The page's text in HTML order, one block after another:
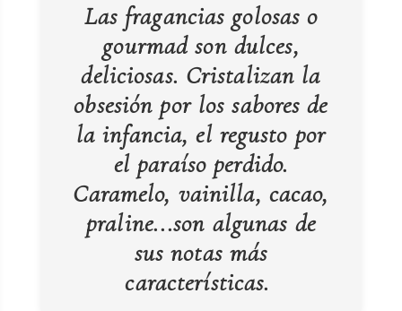
Las fragancias golosas o
gourmad son dulces,
deliciosas. Cristalizan la
obsesión por los sabores de
la infancia, el regusto por
el paraíso perdido.
Caramelo, vainilla, cacao,
praline...son algunas de
sus notas más
características.